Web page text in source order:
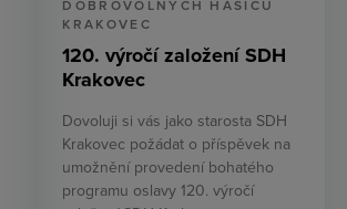
DOBROVOLNÝCH HASIČŮ
KRAKOVEC
120. výročí založení SDH
Krakovec
Dovoluji si vás jako starosta SDH
Krakovec požádat o příspěvek na
umožnění provedení bohatého
programu oslavy 120. výročí